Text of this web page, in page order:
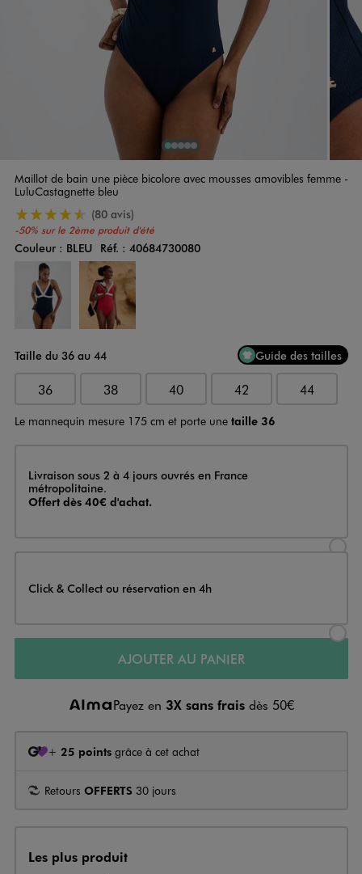
1Sur 5
2Sur 5
3Sur 5
4Sur 5
5
Maillot de bain une pièce bicolore avec mousses amovibles femme -
LuluCastagnette bleu
-50% sur le 2ème produit d'été
4.5/5 de moyenne
(80 avis)
Couleur
Couleur : BLEU Réf. : 40684730080
Choisissez votre Couleur
Taille du 36 au 44 Guide des tailles
36 38 40 42 44
Le mannequin mesure 175 cm et porte une taille 36
Livraison
Livraison sous 2 à 4 jours ouvrés en France
métropolitaine.
Offert dès 40€ d'achat.
Click & Collect ou réservation en 4h
AJOUTER AU PANIER
Payez en 3X sans frais dès 50€
+ 25 points grâce à cet achat
Retours OFFERTS 30 jours
Les plus produit